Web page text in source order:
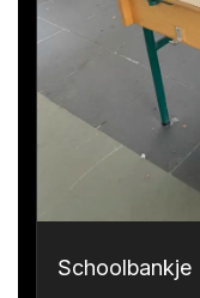
Schoolbankje